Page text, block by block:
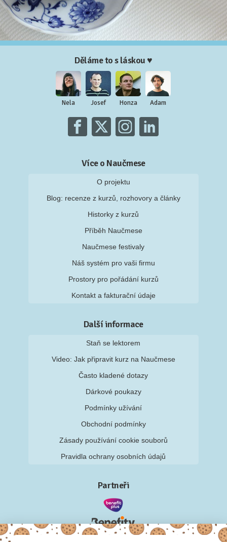
Děláme to s láskou ♥
Nela Josef Honza Adam
Více o Naučmese
O projektu
Blog: recenze z kurzů, rozhovory a články
Historky z kurzů
Příběh Naučmese
Naučmese festivaly
Náš systém pro vaši firmu
Prostory pro pořádání kurzů
Kontakt a fakturační údaje
Další informace
Staň se lektorem
Video: Jak připravit kurz na Naučmese
Často kladené dotazy
Dárkové poukazy
Podmínky užívání
Obchodní podmínky
Zásady používání cookie souborů
Pravidla ochrany osobních údajů
Partneři